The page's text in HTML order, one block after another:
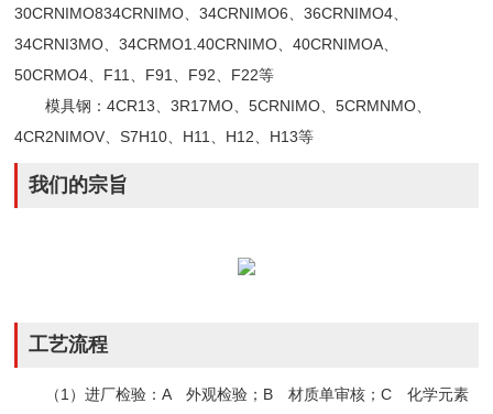
30CRNIMO834CRNIMO、34CRNIMO6、36CRNIMO4、
34CRNI3MO、34CRMO1.40CRNIMO、40CRNIMOA、
50CRMO4、F11、F91、F92、F22等
模具钢：4CR13、3R17MO、5CRNIMO、5CRMNMO、
4CR2NIMOV、S7H10、H11、H12、H13等
我们的宗旨
工艺流程
（1）进厂检验：A 外观检验；B 材质单审核；C 化学元素